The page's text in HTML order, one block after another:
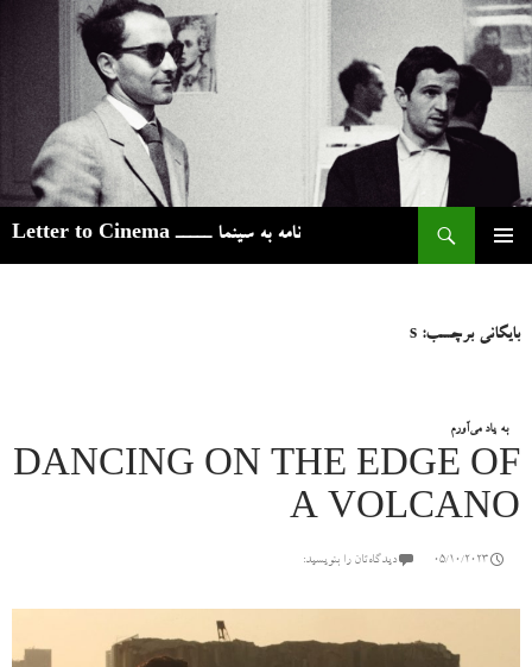
نامه به سینما ـــــ Letter to Cinema
بایگانی برچسب: s
به یاد می‌آورم
DANCING ON THE EDGE OF
A VOLCANO
05/10/2023 دیدگاه‌تان را بنویسید: